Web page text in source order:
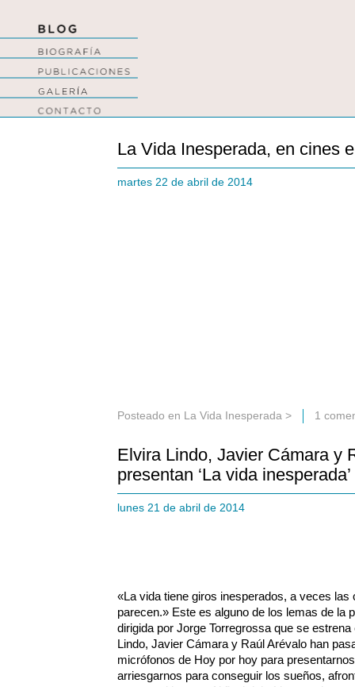
La Vida Inesperada, en cines
martes 22 de abril de 2014
Posteado en La Vida Inesperada > 1
Elvira Lindo, Javier Cámara y
presentan ‘La vida inesperada’
lunes 21 de abril de 2014
«La vida tiene giros inesperados, a veces
parecen.» Este es alguno de los lemas de la
dirigida por Jorge Torregrossa que se
Lindo, Javier Cámara y Raúl Arévalo han
micrófonos de Hoy por hoy para
arriesgarnos para conseguir los sueños,